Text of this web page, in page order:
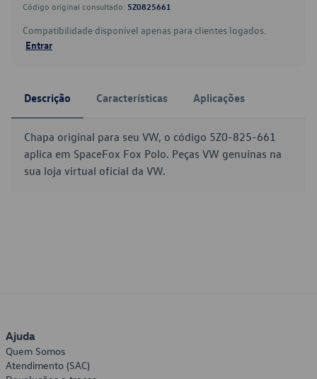
Código original consultado: 5Z0825661
Compatibilidade disponível apenas para clientes logados.
Entrar
Descrição Características Aplicações
Chapa original para seu VW, o código 5Z0-825-661
aplica em SpaceFox Fox Polo. Peças VW genuínas na
sua loja virtual oficial da VW.
Ajuda
Quem Somos
Atendimento (SAC)